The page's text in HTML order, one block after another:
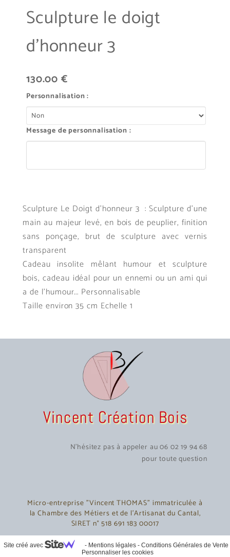
Micro-entreprise "Vincent THOMAS" immatriculée à
la Chambre des Métiers et de l'Artisanat du Cantal,
SIRET n° 518 691 183 00017
Vincent Création Bois
N'hésitez pas à appeler au 06 02 19 94 68
pour toute question
Sculpture le doigt
d'honneur 3
130.00 €
Personnalisation :
Message de personnalisation :
Sculpture Le Doigt d'honneur 3 : Sculpture d'une
main au majeur levé, en bois de peuplier, finition
sans ponçage, brut de sculpture avec vernis
transparent
Cadeau insolite mêlant humour et sculpture
bois, cadeau idéal pour un ennemi ou un ami qui
a de l'humour... Personnalisable
Taille environ 35 cm Echelle 1
Site créé avec - Mentions légales- Conditions Générales de Vente
Personnaliser les cookies